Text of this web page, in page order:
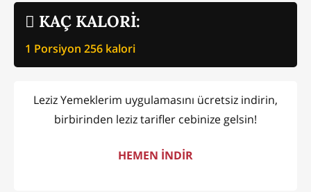
KAÇ KALORİ:
1 Porsiyon 256 kalori
Leziz Yemeklerim uygulamasını ücretsiz indirin,
birbirinden leziz tarifler cebinize gelsin!
HEMEN İNDİR